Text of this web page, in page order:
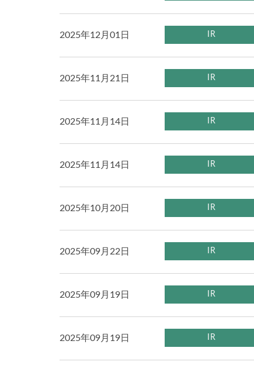
2025年12月01日 IR
2025年11月21日 IR
2025年11月14日 IR
2025年11月14日 IR
2025年10月20日 IR
2025年09月22日 IR
2025年09月19日 IR
2025年09月19日 IR